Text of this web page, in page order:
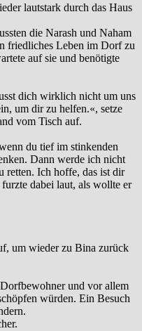
lautstark durch das Haus
die Narash und Naham
friedliches Leben im Dorf zu
auf sie und benötigte
dich wirklich nicht um uns
um dir zu helfen.«, setze
vom Tisch auf.
du tief im stinkenden
Dann werde ich nicht
retten. Ich hoffe, das ist dir
dabei laut, als wollte er
um wieder zu Bina zurück
und vor allem
würden. Ein Besuch